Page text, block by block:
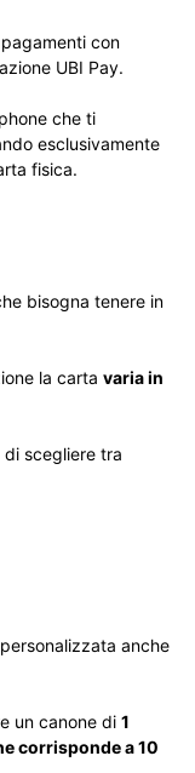
con
UBI Pay.
che ti
esclusivamente
fisica.
bisogna tenere in
la carta varia in
di scegliere tra
anche
un canone di 1
corrisponde a 10